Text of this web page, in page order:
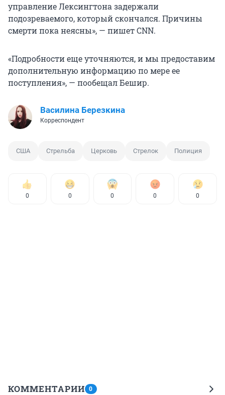
управление Лексингтона задержали
подозреваемого, который скончался. Причины
смерти пока неясны», — пишет CNN.
«Подробности еще уточняются, и мы предоставим
дополнительную информацию по мере ее
поступления», — пообещал Бешир.
Василина Березкина
Корреспондент
США Стрельба Церковь Стрелок Полиция
0 0 0 0 0
КОММЕНТАРИИ 0